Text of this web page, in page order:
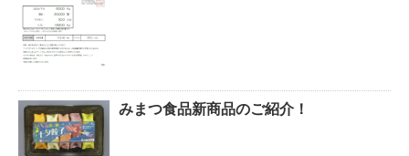
みまつ食品新商品のご紹介！